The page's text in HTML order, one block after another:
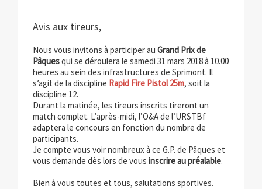
Avis aux tireurs,
Nous vous invitons à participer au Grand Prix de
Pâquesqui se déroulera le samedi 31 mars 2018 à 10.00
heures au sein des infrastructures de Sprimont. Il
s’agit de la discipline Rapid Fire Pistol 25m, soit la
discipline 12.
Durant la matinée, les tireurs inscrits tireront un
match complet. L’après-midi, l’O&A de l’URSTBf
adaptera le concours en fonction du nombre de
participants.
Je compte vous voir nombreux à ce G.P. de Pâques et
vous demande dès lors de vous inscrireau préalable.
Bien à vous toutes et tous, salutations sportives.